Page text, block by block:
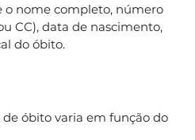
o nome completo, número
CC), data de nascimento,
do óbito.
óbito varia em função do